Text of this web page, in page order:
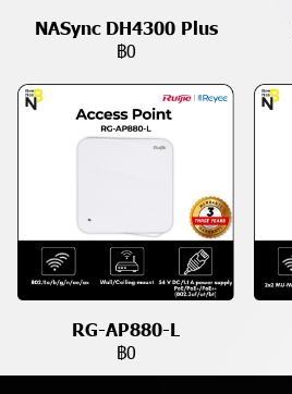
NASync DH4300 Plus
฿0
RG-AP880-L
฿0